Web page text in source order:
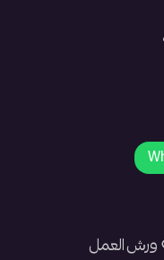
ورش العمل